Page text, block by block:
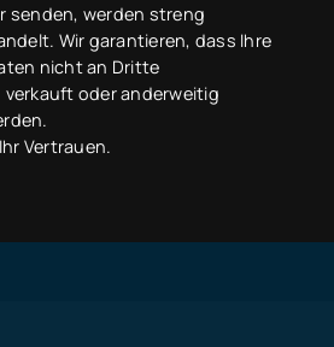
senden, werden streng
Wir garantieren, dass Ihre
nicht an Dritte
oder anderweitig
Vertrauen.